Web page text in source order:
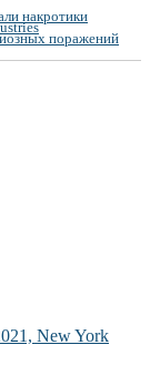
накротики
поражений
New York